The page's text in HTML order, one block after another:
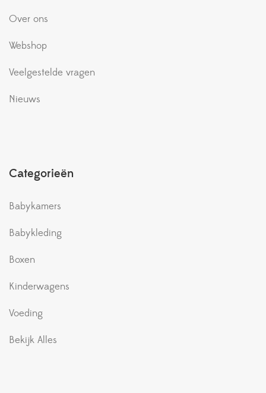
Over ons
Webshop
Veelgestelde vragen
Nieuws
Categorieën
Babykamers
Babykleding
Boxen
Kinderwagens
Voeding
Bekijk Alles